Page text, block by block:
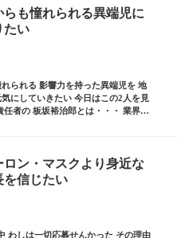
らも憧れられる異端児に
たい
られる 影響力を持った異端児を 地
にしていきたい 今日はこの2人を見
者の 板坂裕治郎とは・・・ 業界の
ロン・マスクより身近な
を信じたい
わしは一切応募せんかった その理由